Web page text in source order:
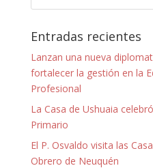
Entradas recientes
Lanzan una nueva
fortalecer la gestión en la
Profesional
La Casa de Ushuaia
Primario
El P. Osvaldo visita las
Obrero de Neuquén